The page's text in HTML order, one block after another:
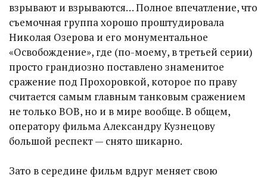
взрывают и взрываются… Полное впечатление, что
съемочная группа хорошо проштудировала
Николая Озерова и его монументальное
«Освобождение», где (по-моему, в третьей серии)
просто грандиозно поставлено знаменитое
сражение под Прохоровкой, которое по праву
считается самым главным танковым сражением
не только ВОВ, но и в мире вообще. В общем,
оператору фильма Александру Кузнецову
большой респект — снято шикарно.
Зато в середине фильм вдруг меняет свою